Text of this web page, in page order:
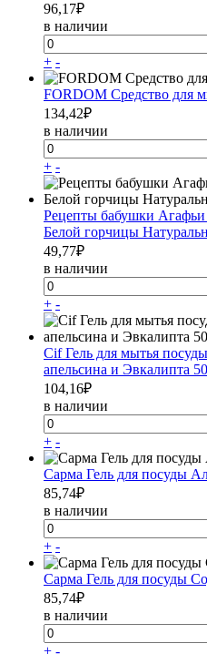
96,17₽
в наличии
+ -
FORDOM Средство для
134,42₽
в наличии
+ -
Рецепты бабушки Агафьи
Белой горчицы
49,77₽
в наличии
+ -
Cif Гель для мытья
апельсина и Эвкалипта
104,16₽
в наличии
+ -
Сарма Гель для посуды
85,74₽
в наличии
+ -
Сарма Гель для посуды
85,74₽
в наличии
+ -